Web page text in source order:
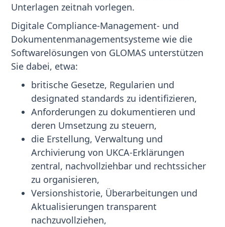
Unterlagen zeitnah vorlegen.
Digitale Compliance-Management- und
Dokumentenmanagementsysteme wie die
Softwarelösungen von GLOMAS unterstützen
Sie dabei, etwa:
britische Gesetze, Regularien und
designated standards zu identifizieren,
Anforderungen zu dokumentieren und
deren Umsetzung zu steuern,
die Erstellung, Verwaltung und
Archivierung von UKCA-Erklärungen
zentral, nachvollziehbar und rechtssicher
zu organisieren,
Versionshistorie, Überarbeitungen und
Aktualisierungen transparent
nachzuvollziehen,